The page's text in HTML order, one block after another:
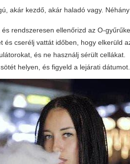
akár kezdő, akár haladó vagy.
rendszeresen ellenőrizd az O-
és cserélj vattát időben, hogy elkerüld
és ne használj sérült cellákat.
helyen, és figyeld a lejárati dátumot.